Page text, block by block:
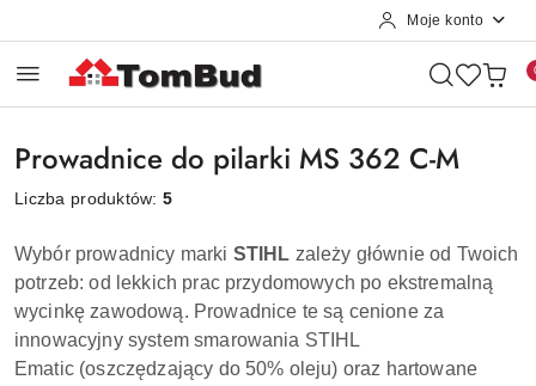
Moje konto
Prowadnice do pilarki MS 362 C-M
Liczba produktów:5
Wybór prowadnicy marki STIHL zależy głównie od Twoich
potrzeb: od lekkich prac przydomowych po ekstremalną
wycinkę zawodową. Prowadnice te są cenione za
innowacyjny system smarowania STIHL
Ematic(oszczędzający do 50% oleju) oraz hartowane